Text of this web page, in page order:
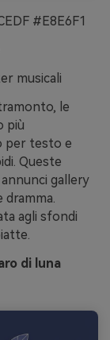
#E8E6F1
musicali
le
più
per testo e
Queste
gallery
agli sfondi
di luna